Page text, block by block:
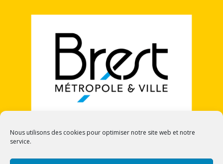
Nous utilisons des cookies pour optimiser notre site web et notre
service.